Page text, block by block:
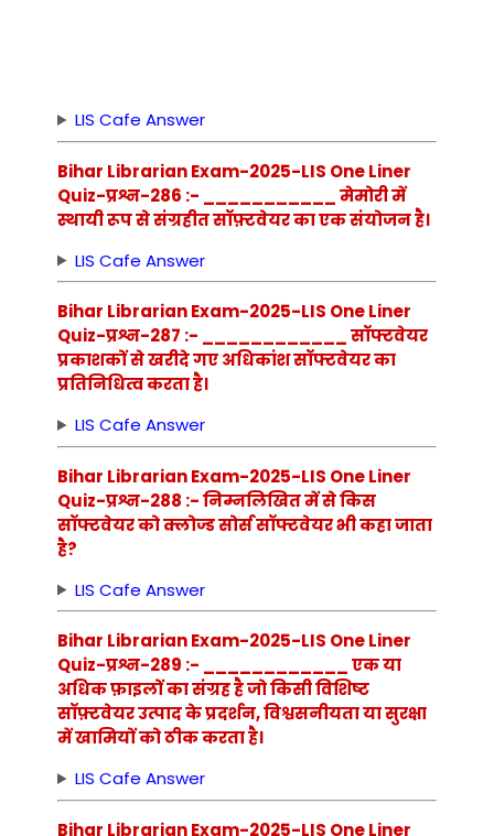
LIS Cafe Answer
Bihar Librarian Exam-2025-LIS One Liner
Quiz-प्रश्न-286 :- ___________ मेमोरी में
स्थायी रूप से संग्रहीत सॉफ़्टवेयर का एक संयोजन है।
LIS Cafe Answer
Bihar Librarian Exam-2025-LIS One Liner
Quiz-प्रश्न-287 :- ____________ सॉफ्टवेयर
प्रकाशकों से खरीदे गए अधिकांश सॉफ्टवेयर का
प्रतिनिधित्व करता है।
LIS Cafe Answer
Bihar Librarian Exam-2025-LIS One Liner
Quiz-प्रश्न-288 :- निम्नलिखित में से किस
सॉफ्टवेयर को क्लोज्ड सोर्स सॉफ्टवेयर भी कहा जाता
है?
LIS Cafe Answer
Bihar Librarian Exam-2025-LIS One Liner
Quiz-प्रश्न-289 :- ____________ एक या
अधिक फ़ाइलों का संग्रह है जो किसी विशिष्ट
सॉफ़्टवेयर उत्पाद के प्रदर्शन, विश्वसनीयता या सुरक्षा
में खामियों को ठीक करता है।
LIS Cafe Answer
Bihar Librarian Exam-2025-LIS One Liner